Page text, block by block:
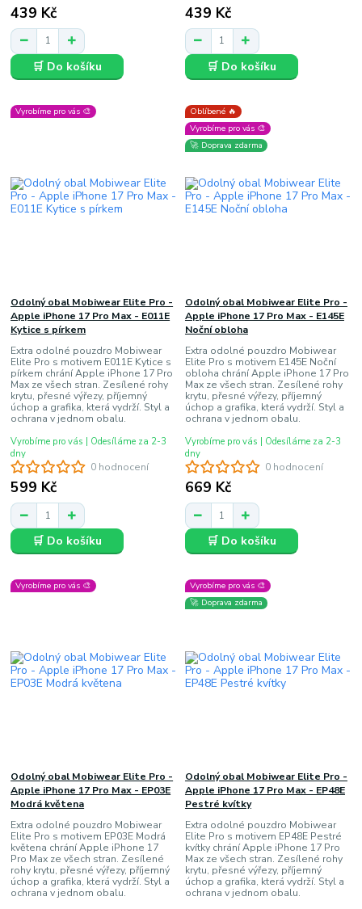
439 Kč
🛒 Do košíku
439 Kč
🛒 Do košíku
Vyrobíme pro vás 🎨
0 hodnocení
Odolný obal Mobiwear Elite Pro -
Apple iPhone 17 Pro Max - E011E
Kytice s pírkem
Extra odolné pouzdro Mobiwear
Elite Pro s motivem E011E Kytice s
pírkem chrání Apple iPhone 17 Pro
Max ze všech stran. Zesílené rohy
krytu, přesné výřezy, příjemný
úchop a grafika, která vydrží. Styl a
ochrana v jednom obalu.
599 Kč
Vyrobíme pro vás | Odesíláme za 2-3
dny
🛒 Do košíku
Oblíbené 🔥
Vyrobíme pro vás 🎨
🚀 Doprava zdarma
0 hodnocení
Odolný obal Mobiwear Elite Pro -
Apple iPhone 17 Pro Max - E145E
Noční obloha
Extra odolné pouzdro Mobiwear
Elite Pro s motivem E145E Noční
obloha chrání Apple iPhone 17 Pro
Max ze všech stran. Zesílené rohy
krytu, přesné výřezy, příjemný
úchop a grafika, která vydrží. Styl a
ochrana v jednom obalu.
669 Kč
Vyrobíme pro vás | Odesíláme za 2-3
dny
🛒 Do košíku
Vyrobíme pro vás 🎨
Odolný obal Mobiwear Elite Pro -
Apple iPhone 17 Pro Max - EP03E
Modrá květena
Extra odolné pouzdro Mobiwear
Elite Pro s motivem EP03E Modrá
květena chrání Apple iPhone 17
Pro Max ze všech stran. Zesílené
rohy krytu, přesné výřezy, příjemný
úchop a grafika, která vydrží. Styl a
ochrana v jednom obalu.
Vyrobíme pro vás 🎨
🚀 Doprava zdarma
Odolný obal Mobiwear Elite Pro -
Apple iPhone 17 Pro Max - EP48E
Pestré kvítky
Extra odolné pouzdro Mobiwear
Elite Pro s motivem EP48E Pestré
kvítky chrání Apple iPhone 17 Pro
Max ze všech stran. Zesílené rohy
krytu, přesné výřezy, příjemný
úchop a grafika, která vydrží. Styl a
ochrana v jednom obalu.